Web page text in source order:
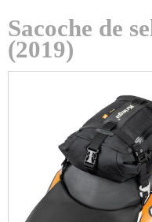
Sacoche de
(2019)